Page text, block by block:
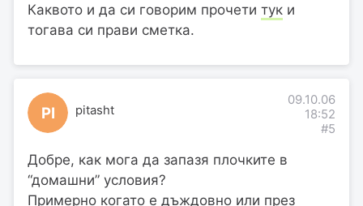
Каквото и да си говорим прочети тук и
тогава си прави сметка.
PI pitasht
09.10.06
18:52
#5
Добре, как мога да запазя плочките в
“домашни” условия?
Примерно когато е дъждовно или през